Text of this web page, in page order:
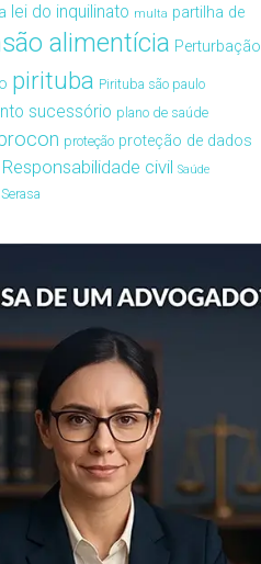
lei do inquilinato multa partilha de
alimentícia Perturbação
pirituba Pirituba são paulo
sucessório plano de saúde
proteção proteção de dados
Responsabilidade civil Saúde
Serasa